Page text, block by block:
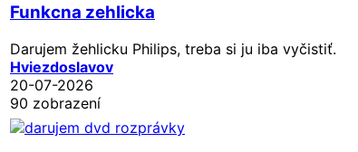
Funkcna zehlicka
Darujem žehlicku Philips, treba si ju iba vyčistiť.
Hviezdoslavov
20-07-2026
90 zobrazení